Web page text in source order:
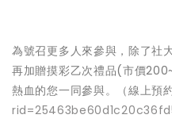
為號召更多人來參與，除了社
再加贈摸彩乙次禮品(市價
熱血的您一同參與。（線上預